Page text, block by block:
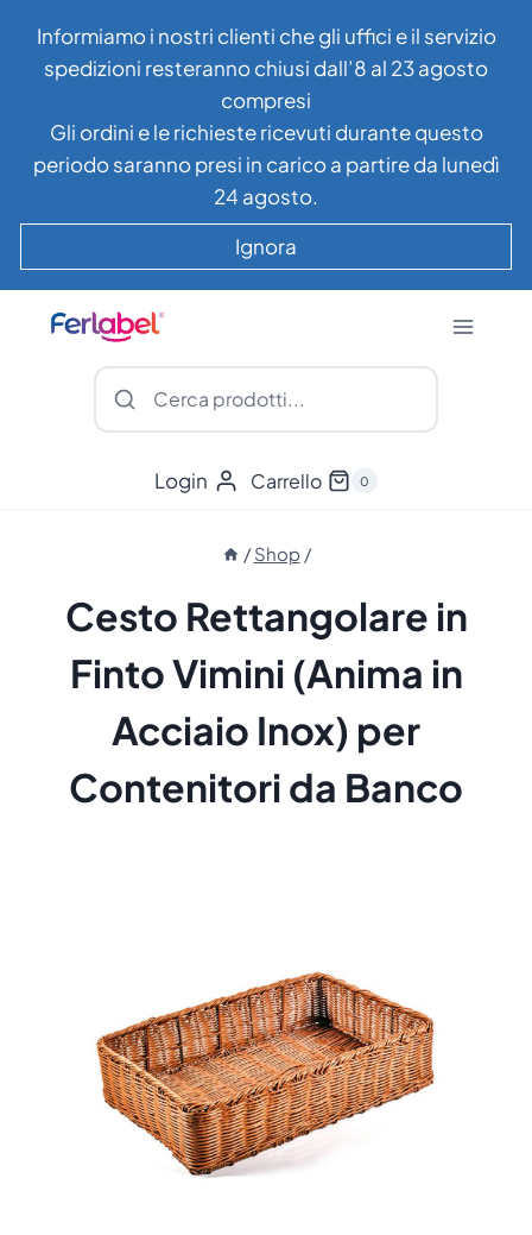
contenuto
Informiamo i nostri clienti che gli uffici e il servizio
spedizioni resteranno chiusi dall’8 al 23 agosto
compresi
Gli ordini e le richieste ricevuti durante questo
periodo saranno presi in carico a partire da lunedì
24 agosto.
Ignora
Login Carrello 0
/ Shop /
Cesto Rettangolare in
Finto Vimini (Anima in
Acciaio Inox) per
Contenitori da Banco